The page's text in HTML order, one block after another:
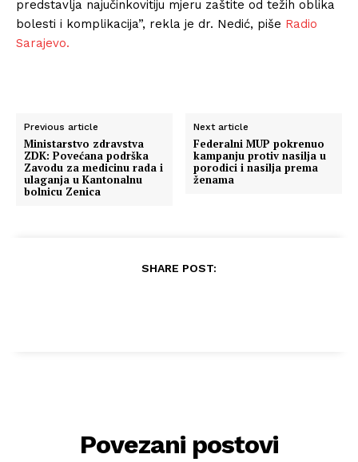
predstavlja najučinkovitiju mjeru zaštite od težih oblika
bolesti i komplikacija”, rekla je dr. Nedić, piše Radio
Sarajevo.
Previous article
Ministarstvo zdravstva
ZDK: Povećana podrška
Zavodu za medicinu rada i
ulaganja u Kantonalnu
bolnicu Zenica
Next article
Federalni MUP pokrenuo
kampanju protiv nasilja u
porodici i nasilja prema
ženama
SHARE POST:
Povezani postovi